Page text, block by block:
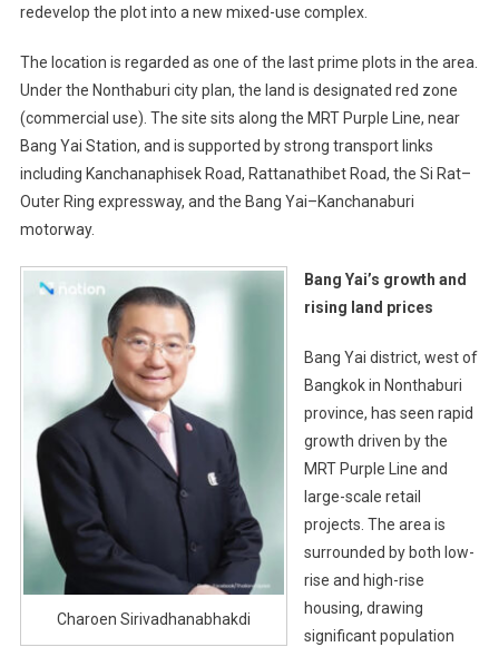
redevelop the plot into a new mixed-use complex.
The location is regarded as one of the last prime plots in the area.
Under the Nonthaburi city plan, the land is designated red zone
(commercial use). The site sits along the MRT Purple Line, near
Bang Yai Station, and is supported by strong transport links
including Kanchanaphisek Road, Rattanathibet Road, the Si Rat–
Outer Ring expressway, and the Bang Yai–Kanchanaburi
motorway.
Charoen Sirivadhanabhakdi
Bang Yai’s growth and
rising land prices
Bang Yai district, west of
Bangkok in Nonthaburi
province, has seen rapid
growth driven by the
MRT Purple Line and
large-scale retail
projects. The area is
surrounded by both low-
rise and high-rise
housing, drawing
significant population